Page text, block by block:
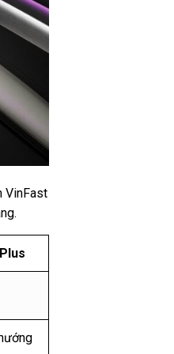
VinFast